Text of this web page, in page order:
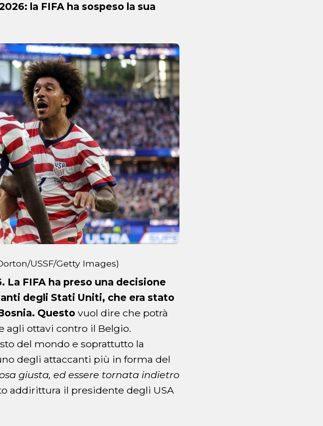
la FIFA ha sospeso la sua
USSF/Getty Images)
La FIFA ha preso una decisione
degli Stati Uniti, che era stato
Questo vuol dire che potrà
agli ottavi contro il Belgio.
del mondo e soprattutto la
degli attaccanti più in forma del
giusta, ed essere tornata indietro
addirittura il presidente degli USA